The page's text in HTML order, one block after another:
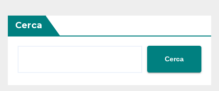
Cerca
Cerca